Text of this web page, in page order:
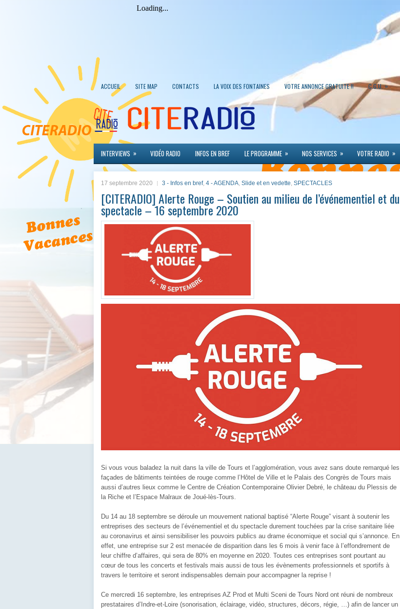
ACCUEIL SITE MAP CONTACTS LA VOIX DES FONTAINES VOTRE ANNONCE GRATUITE !! C.G.U. »
INTERVIEWS » VIDÉO RADIO INFOS EN BREF LE PROGRAMME » NOS SERVICES » VOTRE RADIO »
17 septembre 2020 3 - Infos en bref, 4 - AGENDA, Slide et en vedette, SPECTACLES
[CITERADIO] Alerte Rouge – Soutien au milieu de l’événementiel et du
spectacle – 16 septembre 2020
Si vous vous baladez la nuit dans la ville de Tours et l’agglomération, vous avez sans doute remarqué les
façades de bâtiments teintées de rouge comme l’Hôtel de Ville et le Palais des Congrès de Tours mais
aussi d’autres lieux comme le Centre de Création Contemporaine Olivier Debré, le château du Plessis de
la Riche et l’Espace Malraux de Joué-lès-Tours.
Du 14 au 18 septembre se déroule un mouvement national baptisé “Alerte Rouge” visant à soutenir les
entreprises des secteurs de l’événementiel et du spectacle durement touchées par la crise sanitaire liée
au coronavirus et ainsi sensibiliser les pouvoirs publics au drame économique et social qui s’annonce. En
effet, une entreprise sur 2 est menacée de disparition dans les 6 mois à venir face à l’effondrement de
leur chiffre d’affaires, qui sera de 80% en moyenne en 2020. Toutes ces entreprises sont pourtant au
cœur de tous les concerts et festivals mais aussi de tous les évènements professionnels et sportifs à
travers le territoire et seront indispensables demain pour accompagner la reprise !
Ce mercredi 16 septembre, les entreprises AZ Prod et Multi Sceni de Tours Nord ont réuni de nombreux
prestataires d’Indre-et-Loire (sonorisation, éclairage, vidéo, structures, décors, régie, …) afin de lancer un